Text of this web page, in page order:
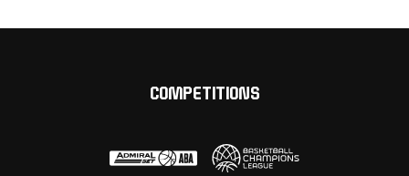
COMPETITIONS